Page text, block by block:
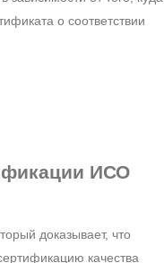
о соответствии
ИСО
доказывает, что
качества